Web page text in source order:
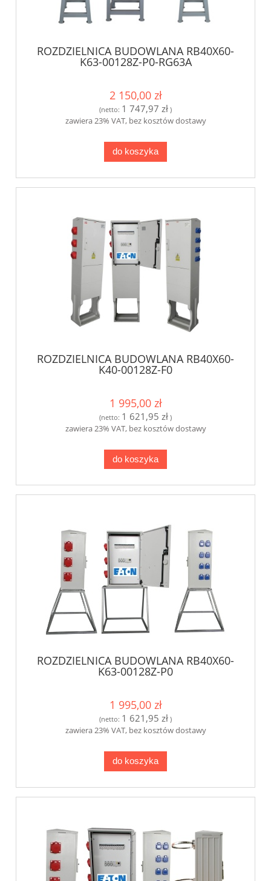
ROZDZIELNICA BUDOWLANA RB40X60-
K63-00128Z-P0-RG63A
2 150,00 zł
(netto: 1 747,97 zł )
zawiera 23% VAT, bez kosztów dostawy
do koszyka
ROZDZIELNICA BUDOWLANA RB40X60-
K40-00128Z-F0
1 995,00 zł
(netto: 1 621,95 zł )
zawiera 23% VAT, bez kosztów dostawy
do koszyka
ROZDZIELNICA BUDOWLANA RB40X60-
K63-00128Z-P0
1 995,00 zł
(netto: 1 621,95 zł )
zawiera 23% VAT, bez kosztów dostawy
do koszyka